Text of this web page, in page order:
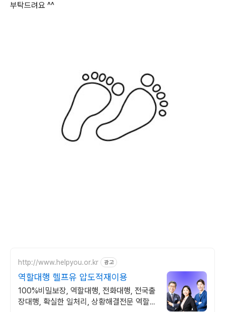
부탁드려요 ^^
http://www.helpyou.or.kr 광고
역할대행 헬프유 압도적재이용
100%비밀보장, 역할대행, 전화대행, 전국출
장대행, 확실한 일처리, 상황해결전문 역할대